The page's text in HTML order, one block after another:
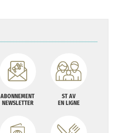
ABONNEMENT
NEWSLETTER
ST AV
EN LIGNE